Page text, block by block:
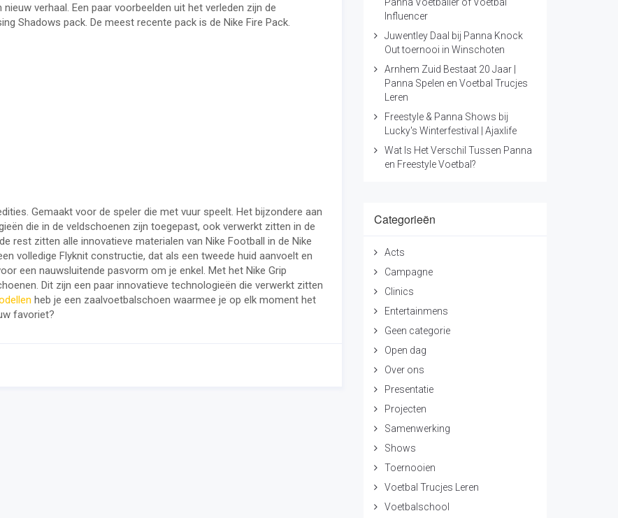
verhaal. Een paar voorbeelden uit het verleden zijn de
Shadows pack. De meest recente pack is de Nike Fire Pack.
Gemaakt voor de speler die met vuur speelt. Het bijzondere aan
die in de veldschoenen zijn toegepast, ook verwerkt zitten in de
rest zitten alle innovatieve materialen van Nike Football in de Nike
volledige Flyknit constructie, dat als een tweede huid aanvoelt en
een nauwsluitende pasvorm om je enkel. Met het Nike Grip
Dit zijn een paar innovatieve technologieën die verwerkt zitten
heb je een zaalvoetbalschoen waarmee je op elk moment het
favoriet?
Panna Voetballer of Voetbal
Influencer
Juwentley Daal bij Panna Knock
Out toernooi in Winschoten
Arnhem Zuid Bestaat 20 Jaar |
Panna Spelen en Voetbal Trucjes
Leren
Freestyle & Panna Shows bij
Lucky's Winterfestival | Ajaxlife
Wat Is Het Verschil Tussen Panna
en Freestyle Voetbal?
Categorieën
Acts
Campagne
Clinics
Entertainmens
Geen categorie
Open dag
Over ons
Presentatie
Projecten
Samenwerking
Shows
Toernooien
Voetbal Trucjes Leren
Voetbalschool